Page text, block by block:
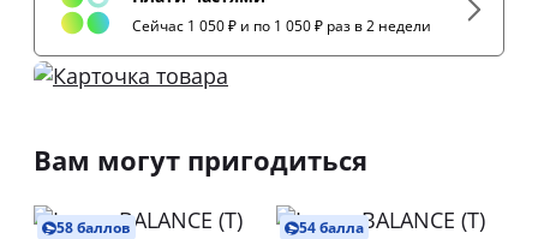
Сейчас 1 050 ₽ и по 1 050 ₽ раз в 2 недели
Вам могут пригодиться
58 баллов 54 балла